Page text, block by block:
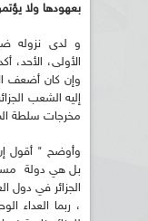
بعهودها ولا
و لدى نزوله
الأولى،
وإن كان أضعف
إليه الشعب
مخرجات سلطة
وأوضح " أقول إن
بل هي دولة
الجزائر في دول
، ربما العداء